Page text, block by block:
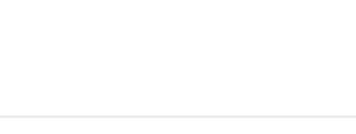
Elektrisk